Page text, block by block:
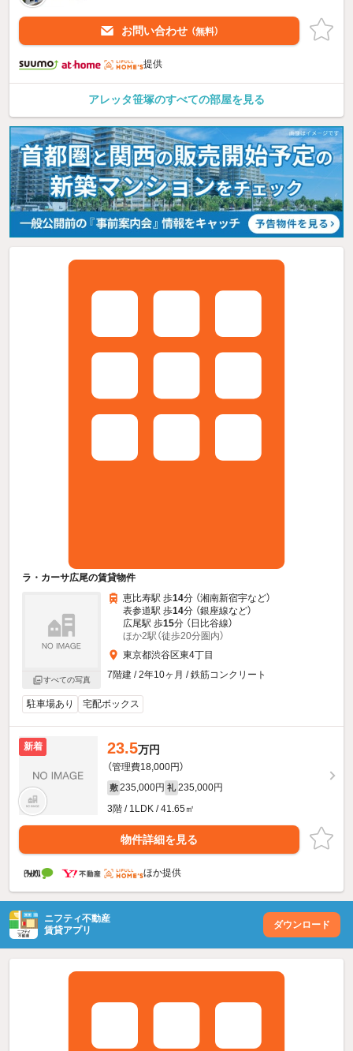
お問い合わせ （無料）
提供
アレッタ笹塚のすべての部屋を見る
ラ・カーサ広尾の賃貸物件
すべての写真
恵比寿駅 歩14分 （湘南新宿宇など）
表参道駅 歩14分 （銀座線など）
広尾駅 歩15分 （日比谷線）
ほか2駅（徒歩20分圏内）
東京都渋谷区東4丁目
7階建 / 2年10ヶ月 / 鉄筋コンクリート
駐車場あり 宅配ボックス
新着 23.5万円
（管理費18,000円）
敷 235,000円 礼 235,000円
3階 / 1LDK / 41.65㎡
物件詳細を見る
ほか提供
ニフティ不動産
賃貸アプリ
ダウンロード